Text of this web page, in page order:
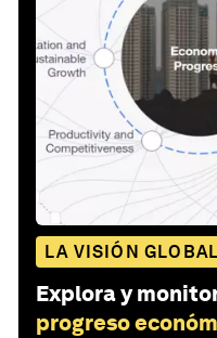
LA VISIÓN GLOBAL
Explora y
progreso